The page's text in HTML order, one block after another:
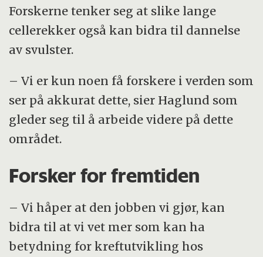
Forskerne tenker seg at slike lange
cellerekker også kan bidra til dannelse
av svulster.
– Vi er kun noen få forskere i verden som
ser på akkurat dette, sier Haglund som
gleder seg til å arbeide videre på dette
området.
Forsker for fremtiden
– Vi håper at den jobben vi gjør, kan
bidra til at vi vet mer som kan ha
betydning for kreftutvikling hos